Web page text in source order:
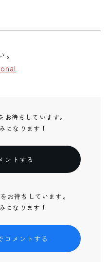
待ちしています。
になります！
ントする
お待ちしています。
になります！
コメントする